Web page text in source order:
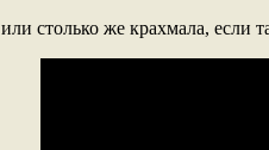
или столько же крахмала, если